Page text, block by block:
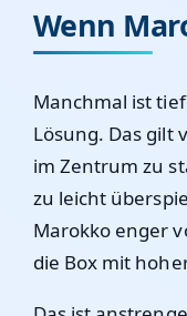
Wenn
Manchmal ist
Lösung. Das gilt
im Zentrum zu
zu leicht
Marokko enger
die Box mit